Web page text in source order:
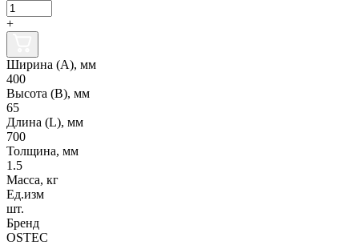
+
Ширина (А), мм
400
Высота (В), мм
65
Длина (L), мм
700
Толщина, мм
1.5
Масса, кг
Ед.изм
шт.
Бренд
OSTEC